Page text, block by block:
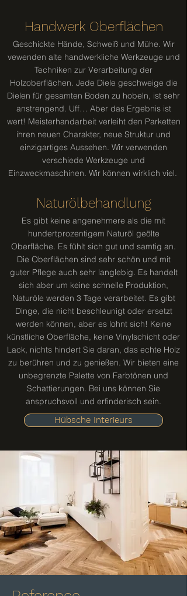
Handwerk Oberflächen
​Geschickte Hände, Schweiß und Mühe. Wir
vewenden alte handwerkliche Werkzeuge und
Techniken zur Verarbeitung der
Holzoberflächen. Jede Diele geschweige die
Dielen für gesamten Boden zu hobeln, ist sehr
anstrengend. Uff… Aber das Ergebnis ist
wert! Meisterhandarbeit verleiht den Parketten
ihren neuen Charakter, neue Struktur und
einzigartiges Aussehen. Wir verwenden
verschiede Werkzeuge und
Einzweckmaschinen. Wir können wirklich viel.
Naturölbehandlung
Es gibt keine angenehmere als die mit
hundertprozentigem Naturöl geölte
Oberfläche. Es fühlt sich gut und samtig an.
Die Oberflächen sind sehr schön und mit
guter Pflege auch sehr langlebig. Es handelt
sich aber um keine schnelle Produktion,
Naturöle werden 3 Tage verarbeitet. Es gibt
Dinge, die nicht beschleunigt oder ersetzt
werden können, aber es lohnt sich! Keine
künstliche Oberfläche, keine Vinylschicht oder
Lack, nichts hindert Sie daran, das echte Holz
zu berühren und zu genießen. Wir bieten eine
unbegrenzte Palette von Farbtönen und
Schattierungen. Bei uns können Sie
anspruchsvoll und erfinderisch sein.
Hübsche Interieurs